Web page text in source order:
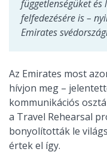
függetlenségüket és
felfedezésére is –
Emirates
Az Emirates most
hívjon meg –
kommunikációs
a Travel Rehearsal
bonyolították le
értek el így.